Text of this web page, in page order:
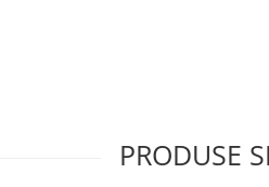
PRODUSE